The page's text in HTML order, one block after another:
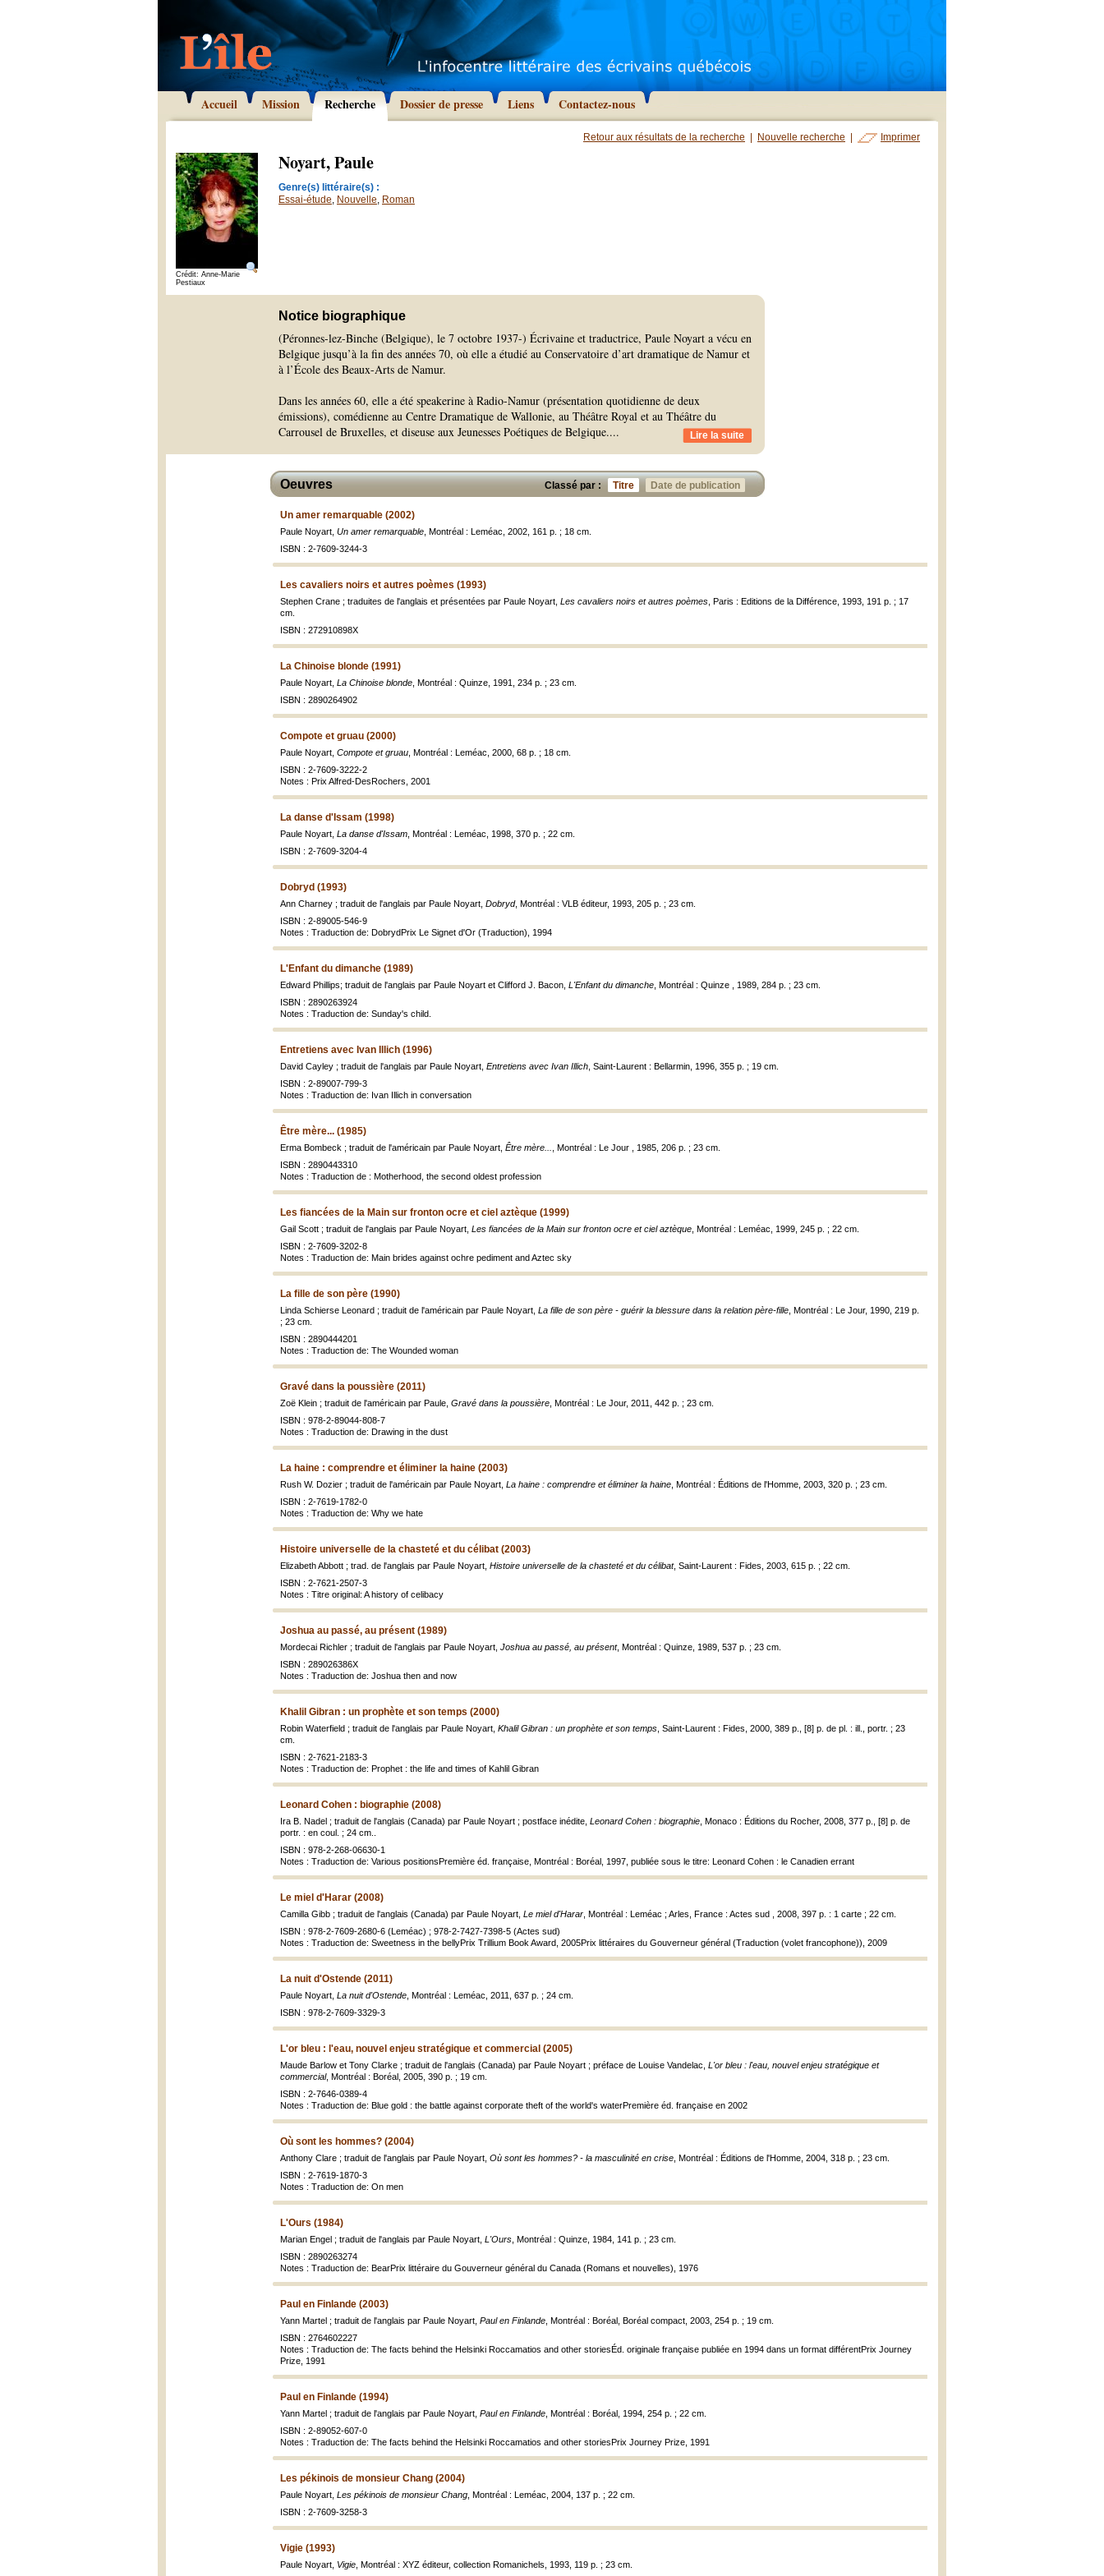
Accueil Mission Recherche Dossier de presse Liens Contactez-nous
Retour aux résultats de la recherche Nouvelle recherche Imprimer
Crédit: Anne-Marie
Pestiaux
Noyart, Paule
Genre(s) littéraire(s) :
Essai-étude, Nouvelle, Roman
Notice biographique
(Péronnes-lez-Binche (Belgique), le 7 octobre 1937-) Écrivaine et traductrice, Paule Noyart a vécu en
Belgique jusqu’à la fin des années 70, où elle a étudié au Conservatoire d’art dramatique de Namur et
à l’École des Beaux-Arts de Namur.
Dans les années 60, elle a été speakerine à Radio-Namur (présentation quotidienne de deux
émissions), comédienne au Centre Dramatique de Wallonie, au Théâtre Royal et au Théâtre du
Carrousel de Bruxelles, et diseuse aux Jeunesses Poétiques de Belgique.... Lire la suite
Classé par : Titre Date de publication
Oeuvres
Un amer remarquable (2002)
Paule Noyart, Un amer remarquable , Montréal : Leméac, 2002, 161 p. ; 18 cm.
ISBN : 2-7609-3244-3
Les cavaliers noirs et autres poèmes (1993)
Stephen Crane ; traduites de l'anglais et présentées par Paule Noyart, Les cavaliers noirs et autres poèmes , Paris : Editions de la Différence, 1993, 191 p. ; 17
cm.
ISBN : 272910898X
La Chinoise blonde (1991)
Paule Noyart, La Chinoise blonde , Montréal : Quinze, 1991, 234 p. ; 23 cm.
ISBN : 2890264902
Compote et gruau (2000)
Paule Noyart, Compote et gruau , Montréal : Leméac, 2000, 68 p. ; 18 cm.
ISBN : 2-7609-3222-2
Notes : Prix Alfred-DesRochers, 2001
La danse d'Issam (1998)
Paule Noyart, La danse d'Issam , Montréal : Leméac, 1998, 370 p. ; 22 cm.
ISBN : 2-7609-3204-4
Dobryd (1993)
Ann Charney ; traduit de l'anglais par Paule Noyart, Dobryd, Montréal : VLB éditeur, 1993, 205 p. ; 23 cm.
ISBN : 2-89005-546-9
Notes : Traduction de: DobrydPrix Le Signet d'Or (Traduction), 1994
L'Enfant du dimanche (1989)
Edward Phillips; traduit de l'anglais par Paule Noyart et Clifford J. Bacon, L'Enfant du dimanche , Montréal : Quinze , 1989, 284 p. ; 23 cm.
ISBN : 2890263924
Notes : Traduction de: Sunday's child.
Entretiens avec Ivan Illich (1996)
David Cayley ; traduit de l'anglais par Paule Noyart, Entretiens avec Ivan Illich , Saint-Laurent : Bellarmin, 1996, 355 p. ; 19 cm.
ISBN : 2-89007-799-3
Notes : Traduction de: Ivan Illich in conversation
Être mère... (1985)
Erma Bombeck ; traduit de l'américain par Paule Noyart, Être mère...
, Montréal : Le Jour , 1985, 206 p. ; 23 cm.
ISBN : 2890443310
Notes : Traduction de : Motherhood, the second oldest profession
Les fiancées de la Main sur fronton ocre et ciel aztèque (1999)
Gail Scott ; traduit de l'anglais par Paule Noyart, Les fiancées de la Main sur fronton ocre et ciel aztèque , Montréal : Leméac, 1999, 245 p. ; 22 cm.
ISBN : 2-7609-3202-8
Notes : Traduction de: Main brides against ochre pediment and Aztec sky
La fille de son père (1990)
Linda Schierse Leonard ; traduit de l'américain par Paule Noyart, La fille de son père - guérir la blessure dans la relation père-fille , Montréal : Le Jour, 1990, 219 p.
; 23 cm.
ISBN : 2890444201
Notes : Traduction de: The Wounded woman
Gravé dans la poussière (2011)
Zoë Klein ; traduit de l'américain par Paule, Gravé dans la poussière , Montréal : Le Jour, 2011, 442 p. ; 23 cm.
ISBN : 978-2-89044-808-7
Notes : Traduction de: Drawing in the dust
La haine : comprendre et éliminer la haine (2003)
Rush W. Dozier ; traduit de l'américain par Paule Noyart, La haine : comprendre et éliminer la haine , Montréal : Éditions de l'Homme, 2003, 320 p. ; 23 cm.
ISBN : 2-7619-1782-0
Notes : Traduction de: Why we hate
Histoire universelle de la chasteté et du célibat (2003)
Elizabeth Abbott ; trad. de l'anglais par Paule Noyart, Histoire universelle de la chasteté et du célibat, Saint-Laurent : Fides, 2003, 615 p. ; 22 cm.
ISBN : 2-7621-2507-3
Notes : Titre original: A history of celibacy
Joshua au passé, au présent (1989)
Mordecai Richler ; traduit de l'anglais par Paule Noyart, Joshua au passé, au présent, Montréal : Quinze, 1989, 537 p. ; 23 cm.
ISBN : 289026386X
Notes : Traduction de: Joshua then and now
Khalil Gibran : un prophète et son temps (2000)
Robin Waterfield ; traduit de l'anglais par Paule Noyart, Khalil Gibran : un prophète et son temps , Saint-Laurent : Fides, 2000, 389 p., [8] p. de pl. : ill., portr. ; 23
cm.
ISBN : 2-7621-2183-3
Notes : Traduction de: Prophet : the life and times of Kahlil Gibran
Leonard Cohen : biographie (2008)
Ira B. Nadel ; traduit de l'anglais (Canada) par Paule Noyart ; postface inédite, Leonard Cohen : biographie , Monaco : Éditions du Rocher, 2008, 377 p., [8] p. de
portr. : en coul. ; 24 cm..
ISBN : 978-2-268-06630-1
Notes : Traduction de: Various positionsPremière éd. française, Montréal : Boréal, 1997, publiée sous le titre: Leonard Cohen : le Canadien errant
Le miel d'Harar (2008)
Camilla Gibb ; traduit de l'anglais (Canada) par Paule Noyart, Le miel d'Harar , Montréal : Leméac ; Arles, France : Actes sud , 2008, 397 p. : 1 carte ; 22 cm.
ISBN : 978-2-7609-2680-6 (Leméac) ; 978-2-7427-7398-5 (Actes sud)
Notes : Traduction de: Sweetness in the bellyPrix Trillium Book Award, 2005Prix littéraires du Gouverneur général (Traduction (volet francophone)), 2009
La nuit d'Ostende (2011)
Paule Noyart, La nuit d'Ostende , Montréal : Leméac, 2011, 637 p. ; 24 cm.
ISBN : 978-2-7609-3329-3
L'or bleu : l'eau, nouvel enjeu stratégique et commercial (2005)
Maude Barlow et Tony Clarke ; traduit de l'anglais (Canada) par Paule Noyart ; préface de Louise Vandelac, L'or bleu : l'eau, nouvel enjeu stratégique et
commercial, Montréal : Boréal, 2005, 390 p. ; 19 cm.
ISBN : 2-7646-0389-4
Notes : Traduction de: Blue gold : the battle against corporate theft of the world's waterPremière éd. française en 2002
Où sont les hommes? (2004)
Anthony Clare ; traduit de l'anglais par Paule Noyart, Où sont les hommes? - la masculinité en crise , Montréal : Éditions de l'Homme, 2004, 318 p. ; 23 cm.
ISBN : 2-7619-1870-3
Notes : Traduction de: On men
L'Ours (1984)
Marian Engel ; traduit de l'anglais par Paule Noyart, L'Ours , Montréal : Quinze, 1984, 141 p. ; 23 cm.
ISBN : 2890263274
Notes : Traduction de: BearPrix littéraire du Gouverneur général du Canada (Romans et nouvelles), 1976
Paul en Finlande (2003)
Yann Martel ; traduit de l'anglais par Paule Noyart, Paul en Finlande , Montréal : Boréal, Boréal compact, 2003, 254 p. ; 19 cm.
ISBN : 2764602227
Notes : Traduction de: The facts behind the Helsinki Roccamatios and other storiesÉd. originale française publiée en 1994 dans un format différentPrix Journey
Prize, 1991
Paul en Finlande (1994)
Yann Martel ; traduit de l'anglais par Paule Noyart, Paul en Finlande , Montréal : Boréal, 1994, 254 p. ; 22 cm.
ISBN : 2-89052-607-0
Notes : Traduction de: The facts behind the Helsinki Roccamatios and other storiesPrix Journey Prize, 1991
Les pékinois de monsieur Chang (2004)
Paule Noyart, Les pékinois de monsieur Chang , Montréal : Leméac, 2004, 137 p. ; 22 cm.
ISBN : 2-7609-3258-3
Vigie (1993)
Paule Noyart, Vigie , Montréal : XYZ éditeur, collection Romanichels, 1993, 119 p. ; 23 cm.